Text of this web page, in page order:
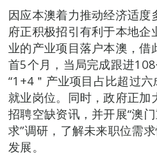
因应本澳着力推动经济适
府正积极招引有利于本地
业的产业项目落户本澳，
首5个月，当局完成跟进
“1+4＂产业项目占比超过
就业岗位。同时，政府正加
招聘空缺资讯，并开展“澳
求”调研，了解未来职位需
发展。